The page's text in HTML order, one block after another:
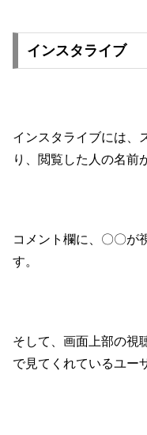
インスタライブ
インスタライブには、
り、閲覧した人の名前
コメント欄に、〇〇が
す。
そして、画面上部の視
で見てくれているユー